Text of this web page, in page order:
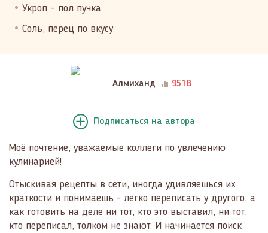
Укроп – пол пучка
Соль, перец по вкусу
Алмиханд 9518
Подписаться на автора
Моё почтение, уважаемые коллеги по увлечению
кулинарией!
Отыскивая рецепты в сети, иногда удивляешься их
краткости и понимаешь - легко переписать у другого, а
как готовить на деле ни тот, кто это выставил, ни тот,
кто переписал, толком не знают. И начинается поиск